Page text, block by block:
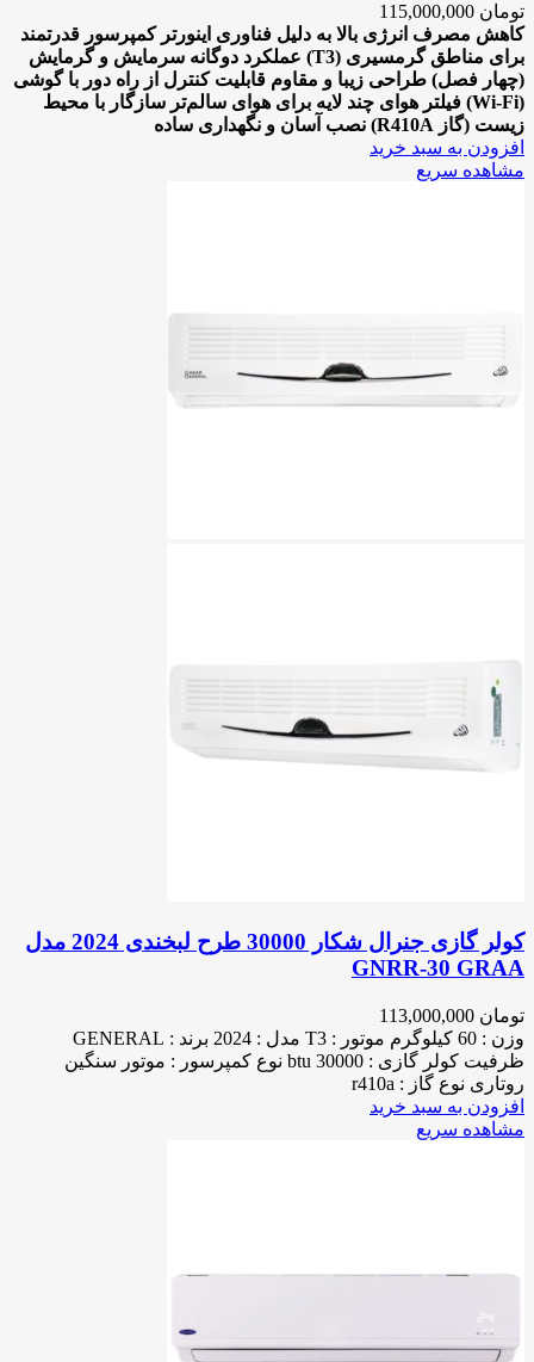
تومان
کاهش مصرف انرژی بالا به دلیل فناوری اینورتر کمپرسور قدرتمند
برای مناطق گرمسیری (T3)
عملکرد دوگانه سرمایش و گرمایش
(چهار فصل) طراحی زیبا و مقاوم قابلیت کنترل از راه دور با گوشی
(Wi-Fi)
فیلتر هوای چند لایه برای هوای سالم‌تر سازگار با محیط
زیست (گاز R410A)
نصب آسان و نگهداری ساده
افزودن به سبد خرید
مشاهده سریع
کولر گازی جنرال شکار 30000 طرح لبخندی 2024 مدل
GNRR-30 GRAA
تومان
وزن : 60 کیلوگرم موتور : T3 مدل : 2024 برند : GENERAL
ظرفیت کولر گازی : 30000 btu نوع کمپرسور : موتور سنگین
روتاری نوع گاز : r410a
افزودن به سبد خرید
مشاهده سریع